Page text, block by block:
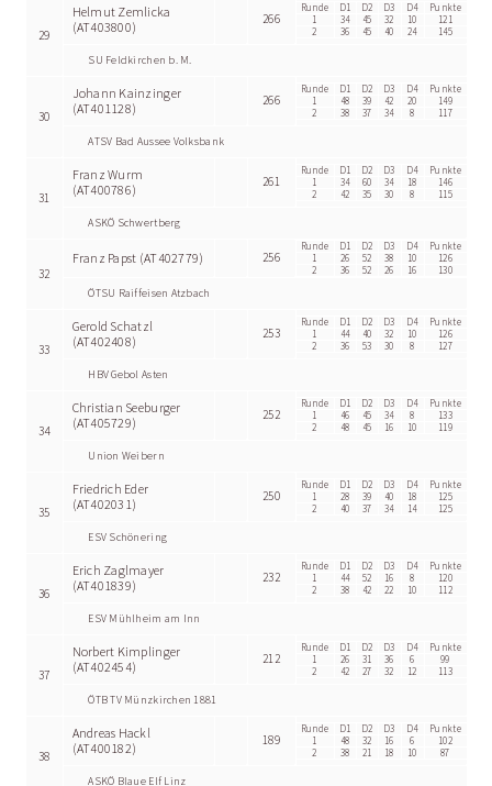
29
Helmut Zemlicka
(AT403800)
266
Runde D1 D2 D3 D4
Punkte
1
34 45 32 10
121
2
36 45 40 24 145
SU Feldkirchen b. M.
30
Johann Kainzinger
(AT401128)
266
Runde D1 D2 D3 D4
Punkte
1
48 39 42 20
149
2
38 37 34 8 117
ATSV Bad Aussee Volksbank
31
Franz Wurm
(AT400786)
261
Runde D1 D2 D3 D4
Punkte
1
34 60 34 18
146
2
42 35 30 8 115
ASKÖ Schwertberg
32
Franz Papst (AT402779) 256
Runde D1 D2 D3 D4
Punkte
1
26 52 38 10
126
2
36 52 26 16
130
ÖTSU Raiffeisen Atzbach
33
Gerold Schatzl
(AT402408)
253
Runde D1 D2 D3 D4
Punkte
1
44 40 32 10
126
2
36 53 30 8 127
HBV Gebol Asten
34
Christian Seeburger
(AT405729)
252
Runde D1 D2 D3 D4
Punkte
1
46 45 34 8
133
2
48 45 16 10 119
Union Weibern
35
Friedrich Eder
(AT402031)
250
Runde D1 D2 D3 D4
Punkte
1
28 39 40 18
125
2
40 37 34 14 125
ESV Schönering
36
Erich Zaglmayer
(AT401839)
232
Runde D1 D2 D3 D4
Punkte
1
44 52 16 8
120
2
38 42 22 10 112
ESV Mühlheim am Inn
37
Norbert Kimplinger
(AT402454)
212
Runde D1 D2 D3 D4
Punkte
1
26 31 36 6
99
2
42 27 32 12 113
ÖTB TV Münzkirchen 1881
38
Andreas Hackl
(AT400182)
189
Runde D1 D2 D3 D4
Punkte
1
48 32 16 6
102
2
38 21 18 10 87
ASKÖ Blaue Elf Linz